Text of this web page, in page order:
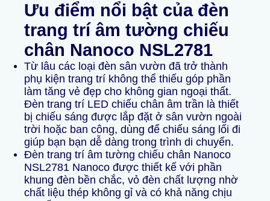
Ưu điểm nổi bật của đèn
trang trí âm tường chiếu
chân Nanoco NSL2781
Từ lâu các loại đèn sân vườn đã trở thành
phụ kiện trang trí không thể thiếu góp phần
làm tăng vẻ đẹp cho không gian ngoại thất.
Đèn trang trí LED chiếu chân âm trần là thiết
bị chiếu sáng được lắp đặt ở sân vườn ngoài
trời hoặc ban công, dùng để chiếu sáng lối đi
giúp bạn bạn dễ dàng trong trình di chuyển.
Đèn trang trí âm tường chiếu chân Nanoco
NSL2781 Nanoco được thiết kế với phần
khung đèn bền chắc, vỏ đèn chất lượng nhờ
chất liệu thép không gỉ và có khả năng chịu